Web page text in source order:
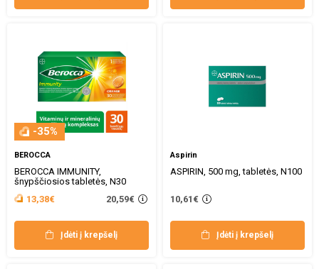
-35%
BEROCCA
BEROCCA IMMUNITY,
šnypščiosios tabletės, N30
13,38€
20,59€
Įdėti į krepšelį
Aspirin
ASPIRIN, 500 mg, tabletės, N100
10,61€
Įdėti į krepšelį